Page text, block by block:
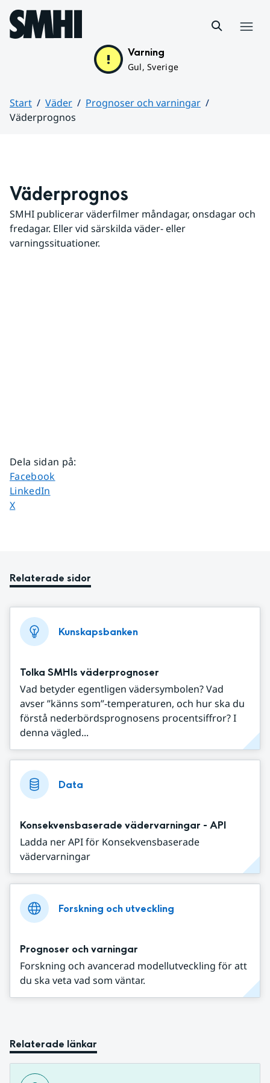
Hoppa till sidans innehåll
Varning
Gul, Sverige
Start Väder
Prognoser och varningar
Väderprognos
Väderprognos
SMHI publicerar väderfilmer måndagar, onsdagar och
fredagar. Eller vid särskilda väder- eller
varningssituationer.
Dela sidan på:
Dela sidan på
Facebook
Dela sidan på
LinkedIn
Dela sidan på
X
Relaterade sidor
Kunskapsbanken
Tolka SMHIs väderprognoser
Vad betyder egentligen vädersymbolen? Vad
avser ”känns som”-temperaturen, och hur ska du
förstå nederbördsprognosens procentsiffror? I
denna vägled...
Data
Konsekvensbaserade vädervarningar - API
Ladda ner API för Konsekvensbaserade
vädervarningar
Forskning och utveckling
Prognoser och varningar
Forskning och avancerad modellutveckling för att
du ska veta vad som väntar.
Relaterade länkar